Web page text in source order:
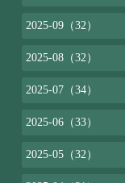
2025-09（32）
2025-08（32）
2025-07（34）
2025-06（33）
2025-05（32）